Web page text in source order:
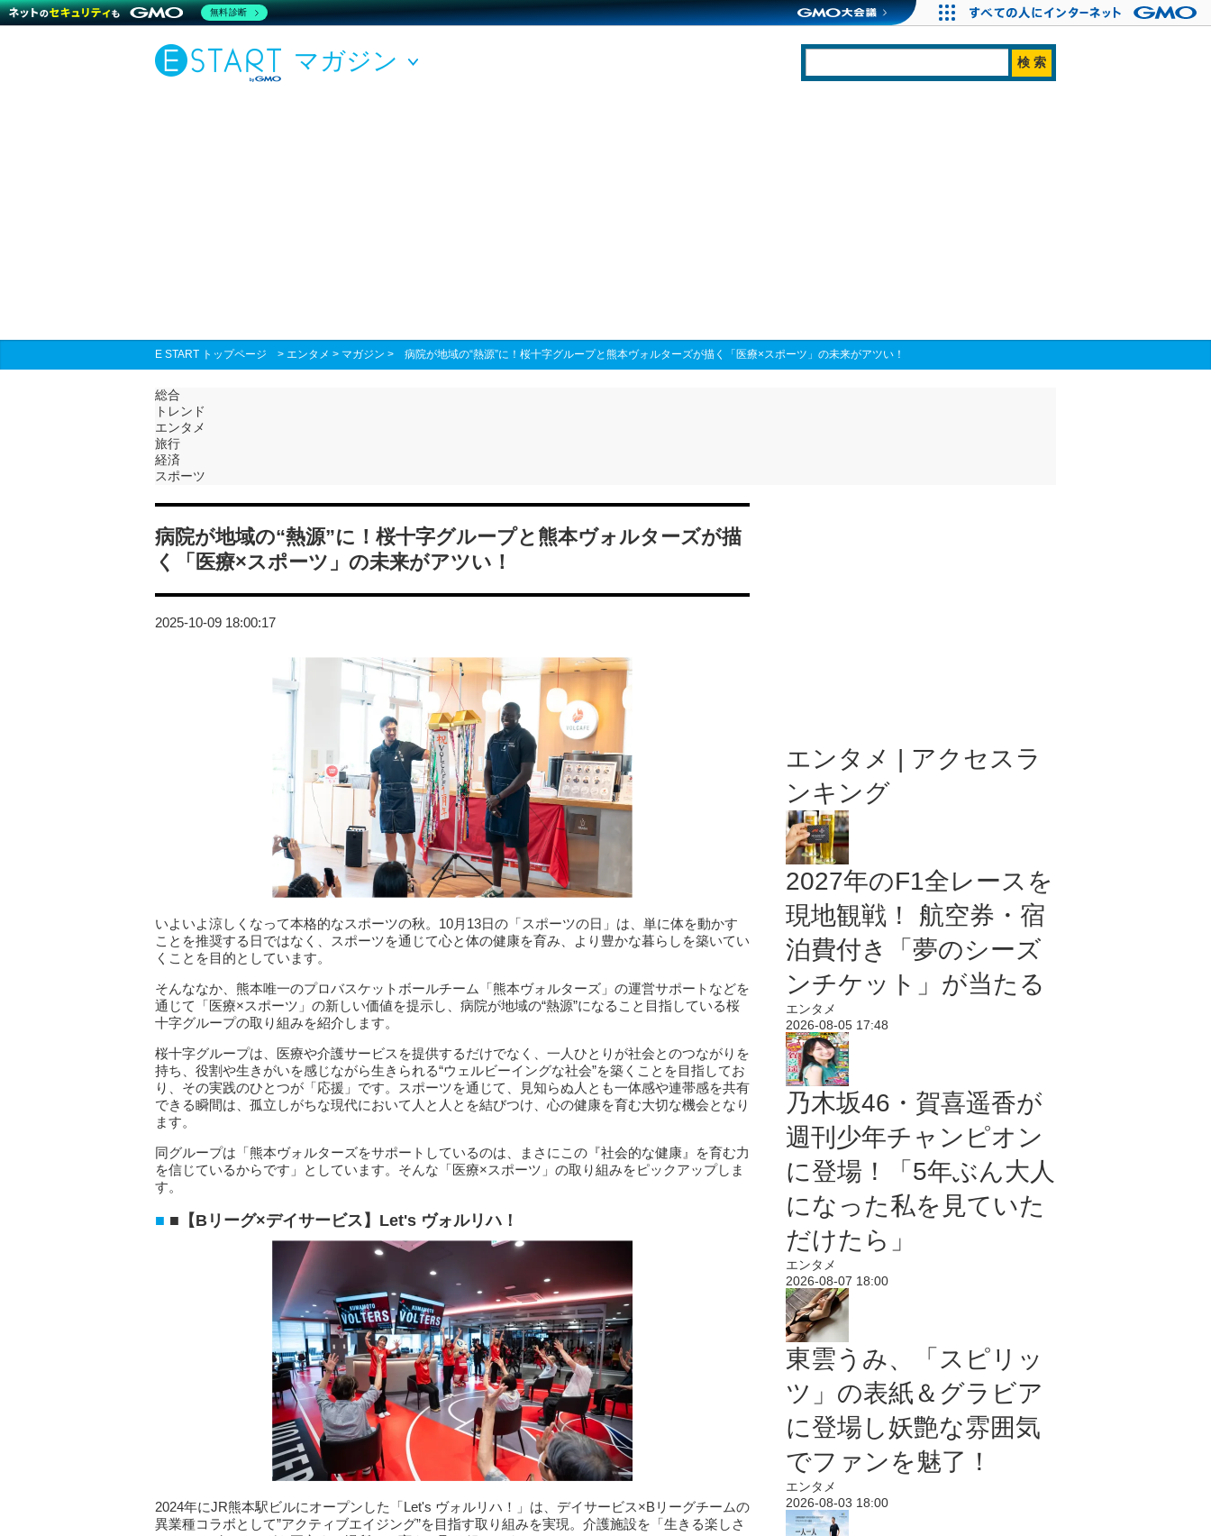
マガジン
E START トップページ > エンタメ > マガジン > 病院が地域の“熱源”に！桜十字グループと熊本ヴォルターズが描く「医療×スポーツ」の未来がアツい！
総合
トレンド
エンタメ
旅行
経済
スポーツ
病院が地域の“熱源”に！桜十字グループと熊本ヴォルターズが描
く「医療×スポーツ」の未来がアツい！
2025-10-09 18:00:17
いよいよ涼しくなって本格的なスポーツの秋。10月13日の「スポーツの日」は、単に体を動かす
ことを推奨する日ではなく、スポーツを通じて心と体の健康を育み、より豊かな暮らしを築いてい
くことを目的としています。
そんななか、熊本唯一のプロバスケットボールチーム「熊本ヴォルターズ」の運営サポートなどを
通じて「医療×スポーツ」の新しい価値を提示し、病院が地域の“熱源”になること目指している桜
十字グループの取り組みを紹介します。
桜十字グループは、医療や介護サービスを提供するだけでなく、一人ひとりが社会とのつながりを
持ち、役割や生きがいを感じながら生きられる“ウェルビーイングな社会”を築くことを目指してお
り、その実践のひとつが「応援」です。スポーツを通じて、見知らぬ人とも一体感や連帯感を共有
できる瞬間は、孤立しがちな現代において人と人とを結びつけ、心の健康を育む大切な機会となり
ます。
同グループは「熊本ヴォルターズをサポートしているのは、まさにこの『社会的な健康』を育む力
を信じているからです」としています。そんな「医療×スポーツ」の取り組みをピックアップしま
す。
■【Bリーグ×デイサービス】Let's ヴォルリハ！
2024年にJR熊本駅ビルにオープンした「Let's ヴォルリハ！」は、デイサービス×Bリーグチームの
異業種コラボとして”アクティブエイジング”を目指す取り組みを実現。介護施設を「生きる楽しさ
エンタメ | アクセスラ
ンキング
2027年のF1全レースを
現地観戦！ 航空券・宿
泊費付き「夢のシーズ
ンチケット」が当たる
エンタメ
2026-08-05 17:48
乃木坂46・賀喜遥香が
週刊少年チャンピオン
に登場！「5年ぶん大人
になった私を見ていた
だけたら」
エンタメ
2026-08-07 18:00
東雲うみ、「スピリッ
ツ」の表紙＆グラビア
に登場し妖艶な雰囲気
でファンを魅了！
エンタメ
2026-08-03 18:00
無料診断